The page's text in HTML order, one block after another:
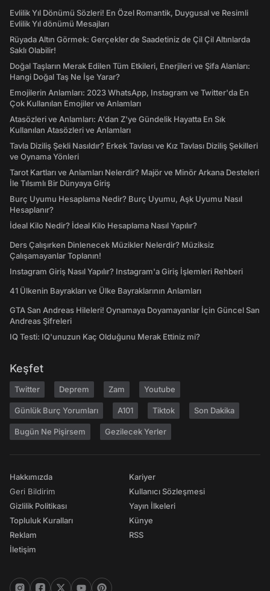
Evlilik Yıl Dönümü Sözleri! En Özel Romantik, Duygusal ve Resimli
Evlilik Yıl dönümü Mesajları
Rüyada Altın Görmek: Gerçekler de Saadetiniz de Çil Çil Altınlarda
Saklı Olabilir!
Doğal Taşların Merak Edilen Tüm Etkileri, Enerjileri ve Şifa Alanları:
Hangi Doğal Taş Ne İşe Yarar?
Emojilerin Anlamları: 2023 WhatsApp, Instagram ve Twitter'da En
Çok Kullanılan Emojiler ve Anlamları
Atasözleri ve Anlamları: A'dan Z'ye Gündelik Hayatta En Sık
Kullanılan Atasözleri ve Anlamları
Tavla Diziliş Şekli Nasıldır? Erkek Tavlası ve Kız Tavlası Diziliş Şekilleri
ve Oynama Yönleri
Tarot Kartları ve Anlamları Nelerdir? Majör ve Minör Arkana Desteleri
İle Tılsımlı Bir Dünyaya Giriş
Burç Uyumu Hesaplama Nedir? Burç Uyumu, Aşk Uyumu Nasıl
Hesaplanır?
İdeal Kilo Nedir? İdeal Kilo Hesaplama Nasıl Yapılır?
Ders Çalışırken Dinlenecek Müzikler Nelerdir? Müziksiz
Çalışamayanlar Toplanın!
Instagram Giriş Nasıl Yapılır? Instagram'a Giriş İşlemleri Rehberi
41 Ülkenin Bayrakları ve Ülke Bayraklarının Anlamları
GTA San Andreas Hileleri! Oynamaya Doyamayanlar İçin Güncel San
Andreas Şifreleri
IQ Testi: IQ'unuzun Kaç Olduğunu Merak Ettiniz mi?
Keşfet
Twitter Deprem Zam Youtube
Günlük Burç Yorumları A101 Tiktok Son Dakika
Bugün Ne Pişirsem Gezilecek Yerler
Hakkımızda
Geri Bildirim
Gizlilik Politikası
Topluluk Kuralları
Reklam
İletişim
Kariyer
Kullanıcı Sözleşmesi
Yayın İlkeleri
Künye
RSS